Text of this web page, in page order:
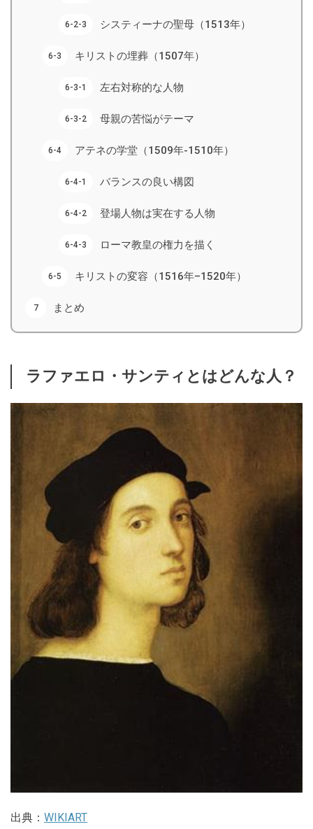
システィーナの聖母（1513年）
キリストの埋葬（1507年）
左右対称的な人物
母親の苦悩がテーマ
アテネの学堂（1509年-1510年）
バランスの良い構図
登場人物は実在する人物
ローマ教皇の権力を描く
キリストの変容（1516年–1520年）
まとめ
ラファエロ・サンティとはどんな人？
出典： WIKIART